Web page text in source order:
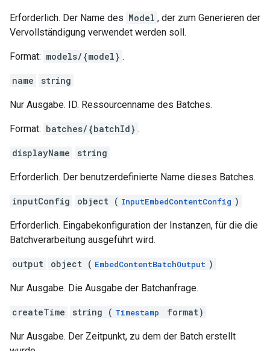
Erforderlich. Der Name des Model , der zum Generieren der
Vervollständigung verwendet werden soll.
Format: models/{model} .
name string
Nur Ausgabe. ID. Ressourcenname des Batches.
Format: batches/{batchId} .
displayName string
Erforderlich. Der benutzerdefinierte Name dieses Batches.
inputConfig object ( InputEmbedContentConfig )
Erforderlich. Eingabekonfiguration der Instanzen, für die die
Batchverarbeitung ausgeführt wird.
output object ( EmbedContentBatchOutput )
Nur Ausgabe. Die Ausgabe der Batchanfrage.
createTime string ( Timestamp format)
Nur Ausgabe. Der Zeitpunkt, zu dem der Batch erstellt